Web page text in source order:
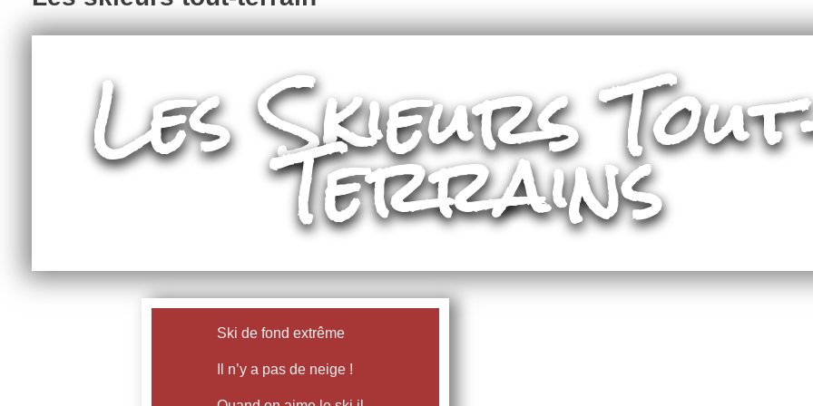
Les Skieurs
Terrains
Ski de fond extrême
Il n’y a pas de neige !